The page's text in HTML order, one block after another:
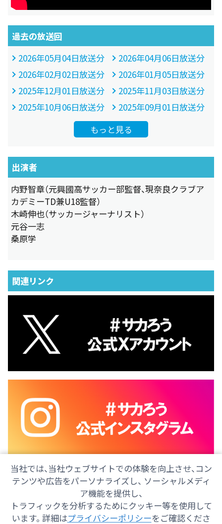
当社では、当社ウェブサイトでの体験を向上させ、コン
テンツや広告をパーソナライズし、 ソーシャルメディ
ア機能を提供し、
トラフィックを分析するためにクッキー等を使用して
います。 詳細はプライバシーポリシーをご確認くださ
過去の放送回
2026年05月04日放送分
2026年04月06日放送分
2026年02月02日放送分
2026年01月05日放送分
2025年12月01日放送分
2025年11月03日放送分
2025年10月06日放送分
2025年09月01日放送分
もっと見る
出演者
内野智章（元興國高サッカー部監督、現奈良クラブア
カデミーTD兼U18監督）
木崎伸也（サッカージャーナリスト）
元谷一志
桑原学
関連リンク
会社情報 採用情報 ご意見・ご感想
防災情報